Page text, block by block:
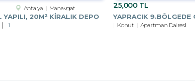
Antalya Manavgat
YAPILI, 20M² KIRALIK DEPO
1
25,000 TL
Konut Apartman Dairesi